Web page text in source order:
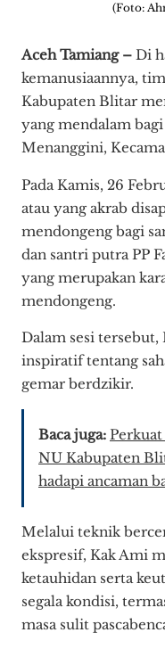
(Foto:
Aceh Tamiang – Di
kemanusiaannya,
Kabupaten Blitar
yang mendalam
Menanggini,
Pada Kamis, 26
atau yang akrab
mendongeng bagi
dan santri putra PP
yang merupakan
mendongeng.
Dalam sesi
inspiratif tentang
gemar berdzikir.
Baca juga:
NU Kabupaten
hadapi ancaman
Melalui teknik
ekspresif, Kak Ami
ketauhidan serta
segala kondisi,
masa sulit